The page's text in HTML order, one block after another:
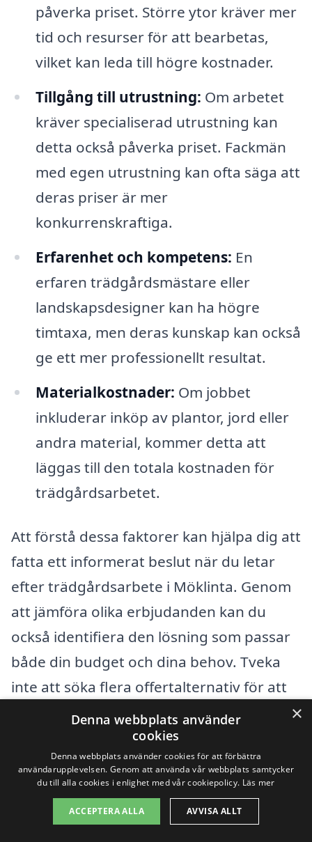
påverka priset. Större ytor kräver mer
tid och resurser för att bearbetas,
vilket kan leda till högre kostnader.
Tillgång till utrustning: Om arbetet
kräver specialiserad utrustning kan
detta också påverka priset. Fackmän
med egen utrustning kan ofta säga att
deras priser är mer
konkurrenskraftiga.
Erfarenhet och kompetens: En
erfaren trädgårdsmästare eller
landskapsdesigner kan ha högre
timtaxa, men deras kunskap kan också
ge ett mer professionellt resultat.
Materialkostnader: Om jobbet
inkluderar inköp av plantor, jord eller
andra material, kommer detta att
läggas till den totala kostnaden för
trädgårdsarbetet.
Att förstå dessa faktorer kan hjälpa dig att
fatta ett informerat beslut när du letar
efter trädgårdsarbete i Möklinta. Genom
att jämföra olika erbjudanden kan du
också identifiera den lösning som passar
både din budget och dina behov. Tveka
inte att söka flera offertalternativ för att
få en bra överblick över
marknadspriserna och hitta det bästa
erbjudandet. Vår plattform gör det enkelt
att komma i kontakt med olika
professionella inom trädgårdsarbete i ditt
×
Denna webbplats använder
cookies
Denna webbplats använder cookies för att förbättra
användarupplevelsen. Genom att använda vår webbplats samtycker
du till alla cookies i enlighet med vår cookiepolicy. Läs mer
ACCEPTERA ALLA AVVISA ALLT